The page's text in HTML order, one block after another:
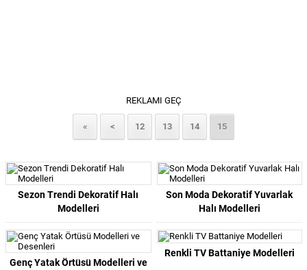
REKLAMI GEÇ
« < 12 13 14 15
Sezon Trendi Dekoratif Halı
Modelleri
Son Moda Dekoratif Yuvarlak
Halı Modelleri
Genç Yatak Örtüsü Modelleri ve
Renkli TV Battaniye Modelleri